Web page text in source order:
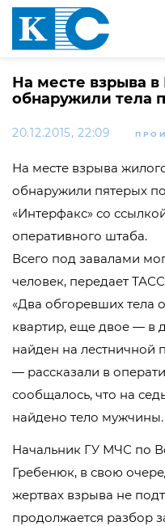
На месте взрыва в
обнаружили тела
20.12.2015, 22:09
На месте взрыва
обнаружили пятерых
«Интерфакс» со
оперативного штаба.
Всего под завалами
человек, передает
«Два обгоревших тела
квартир, еще двое — в
найден на лестничной
— рассказали в
сообщалось, что на
найдено тело мужчины.
Начальник ГУ МЧС по
Гребенюк, в свою
жертвах взрыва не
продолжается разбор